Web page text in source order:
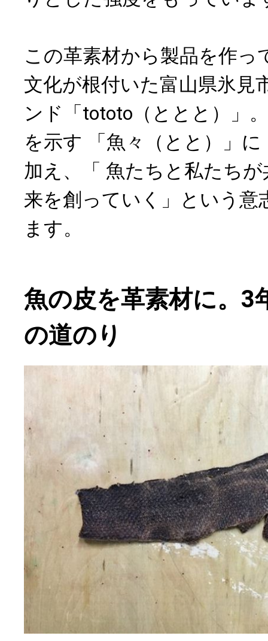
この革素材から製品を作っ
文化が根付いた富山県氷見
ンド「tototo（ととと）」
を示す 「魚々（とと）」
加え、「 魚たちと私たち
来を創っていく」という意
ます。
魚の皮を革素材に。3
の道のり